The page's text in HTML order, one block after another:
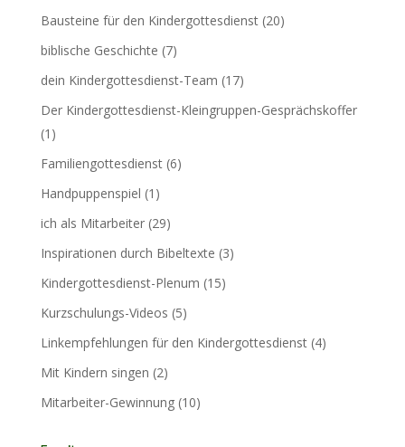
Bausteine für den Kindergottesdienst(20)
biblische Geschichte (7)
dein Kindergottesdienst-Team (17)
Der Kindergottesdienst-Kleingruppen-Gesprächskoffer
(1)
Familiengottesdienst(6)
Handpuppenspiel (1)
ich als Mitarbeiter(29)
Inspirationen durch Bibeltexte (3)
Kindergottesdienst-Plenum (15)
Kurzschulungs-Videos (5)
Linkempfehlungen für den Kindergottesdienst(4)
Mit Kindern singen (2)
Mitarbeiter-Gewinnung(10)